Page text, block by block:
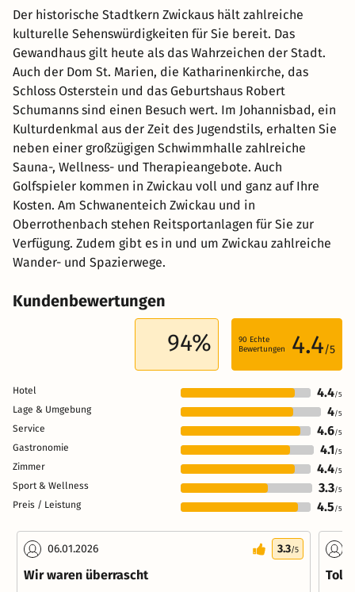
Der historische Stadtkern Zwickaus hält zahlreiche
kulturelle Sehenswürdigkeiten für Sie bereit. Das
Gewandhaus gilt heute als das Wahrzeichen der Stadt.
Auch der Dom St. Marien, die Katharinenkirche, das
Schloss Osterstein und das Geburtshaus Robert
Schumanns sind einen Besuch wert. Im Johannisbad, ein
Kulturdenkmal aus der Zeit des Jugendstils, erhalten Sie
neben einer großzügigen Schwimmhalle zahlreiche
Sauna-, Wellness- und Therapieangebote. Auch
Golfspieler kommen in Zwickau voll und ganz auf Ihre
Kosten. Am Schwanenteich Zwickau und in
Oberrothenbach stehen Reitsportanlagen für Sie zur
Verfügung. Zudem gibt es in und um Zwickau zahlreiche
Wander- und Spazierwege.
Kundenbewertungen
94% 90 Echte
Bewertungen
4.4/5
Hotel 4.4/5
Lage & Umgebung 4/5
Service 4.6/5
Gastronomie 4.1/5
Zimmer 4.4/5
Sport & Wellness 3.3/5
Preis / Leistung 4.5 /5
06.01.2026 3.3/5
Wir waren überrascht